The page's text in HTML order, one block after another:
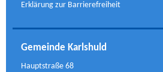
Erklärung zur Barrierefreiheit
Gemeinde Karlshuld
Hauptstraße 68